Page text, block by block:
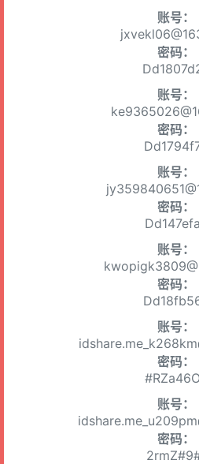
账号：
密码：
账号：
密码：
账号：
密码：
账号：
密码：
账号：
密码：
账号：
密码：